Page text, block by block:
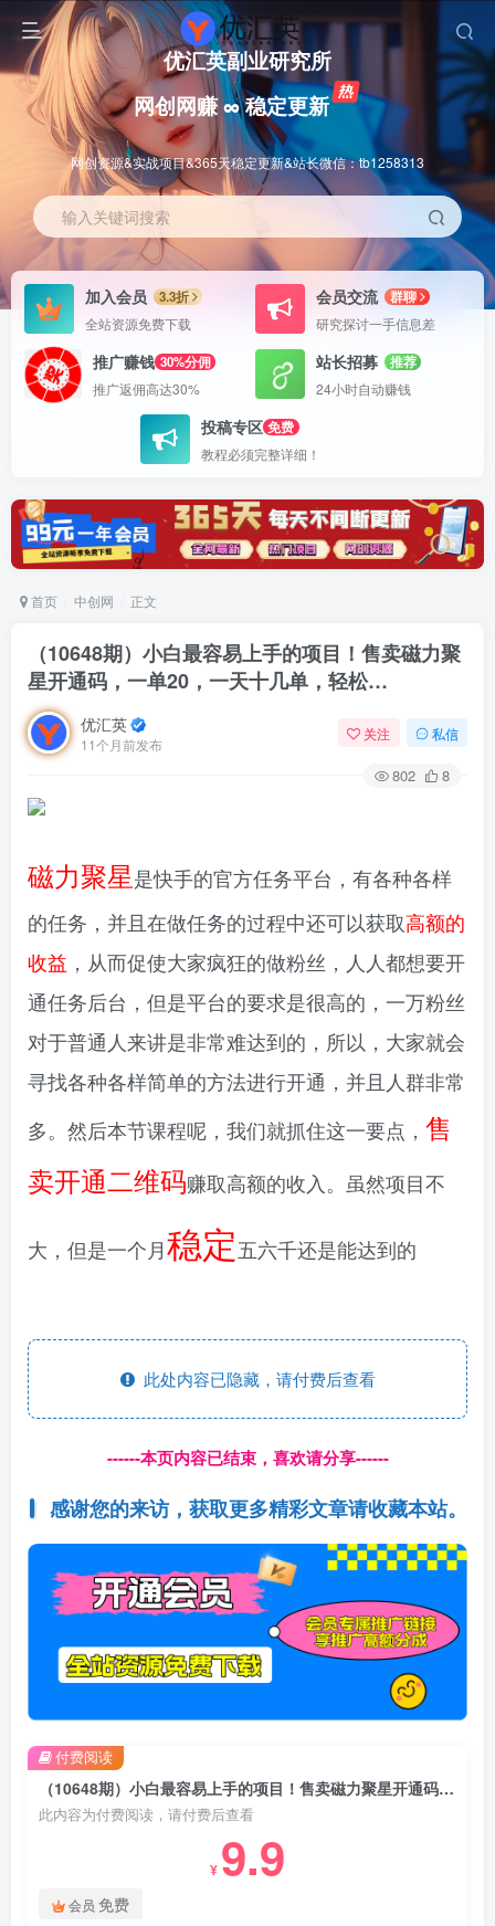
优汇英副业研究所
网创网赚 ∞ 稳定更新
网创资源&实战项目&365天稳定更新&站长微信：tb1258313
输入关键词搜索
加入会员
3.3折
全站资源免费下载
会员交流
群聊
研究探讨一手信息差
推广赚钱 30%分佣
推广返佣高达30%
站长招募
推荐
24小时自动赚钱
投稿专区 免费
教程必须完整详细！
首页 中创网 正文
（10648期）小白最容易上手的项目！售卖磁力聚
星开通码，一单20，一天十几单，轻松…
优汇英
11个月前发布
关注 私信
802 8
磁力聚星是快手的官方任务平台，有各种各样
的任务，并且在做任务的过程中还可以获取高额的
收益 ，从而促使大家疯狂的做粉丝，人人都想要开
通任务后台，但是平台的要求是很高的，一万粉丝
对于普通人来讲是非常难达到的，所以，大家就会
寻找各种各样简单的方法进行开通，并且人群非常
多。然后本节课程呢，我们就抓住这一要点， 售
卖开通二维码赚取高额的收入。虽然项目不
大，但是一个月稳定五六千还是能达到的
此处内容已隐藏，请付费后查看
------本页内容已结束，喜欢请分享------
感谢您的来访，获取更多精彩文章请收藏本站。
（10648期）小白最容易上手的项目！售卖磁力聚星开通码，一单20，一天十几单，轻松…
此内容为付费阅读，请付费后查看
¥ 9.9
会员 免费
付费阅读